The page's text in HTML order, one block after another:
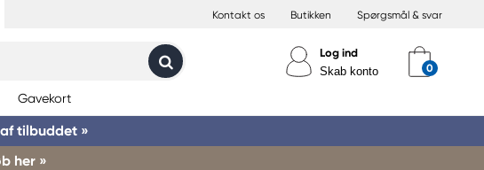
Kontakt os Butikken Spørgsmål & svar
Log ind
Skab konto
Gavekort
tilbuddet »
her »